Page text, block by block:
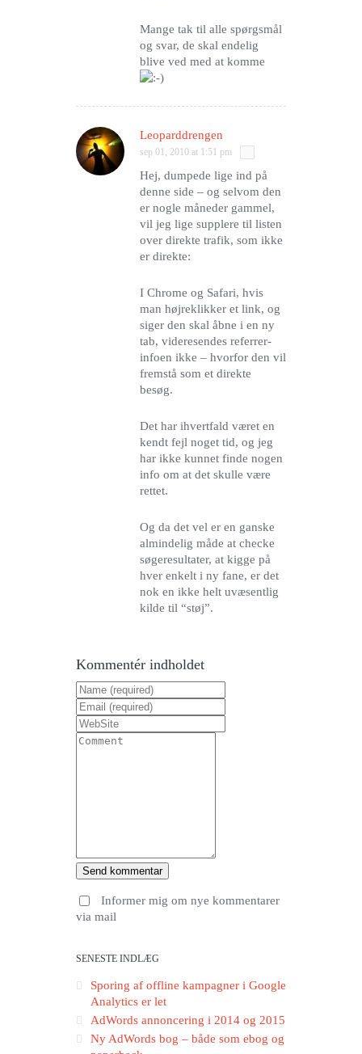
Mange tak til alle spørgsmål
og svar, de skal endelig
blive ved med at komme
Leoparddrengen
sep 01, 2010 at 1:51 pm
Hej, dumpede lige ind på
denne side – og selvom den
er nogle måneder gammel,
vil jeg lige supplere til listen
over direkte trafik, som ikke
er direkte:
I Chrome og Safari, hvis
man højreklikker et link, og
siger den skal åbne i en ny
tab, videresendes referrer-
infoen ikke – hvorfor den vil
fremstå som et direkte
besøg.
Det har ihvertfald været en
kendt fejl noget tid, og jeg
har ikke kunnet finde nogen
info om at det skulle være
rettet.
Og da det vel er en ganske
almindelig måde at checke
søgeresultater, at kigge på
hver enkelt i ny fane, er det
nok en ikke helt uvæsentlig
kilde til “støj”.
Kommentér indholdet
Informer mig om nye kommentarer
via mail
SENESTE INDLÆG
Sporing af offline kampagner i Google
Analytics er let
AdWords annoncering i 2014 og 2015
Ny AdWords bog – både som ebog og